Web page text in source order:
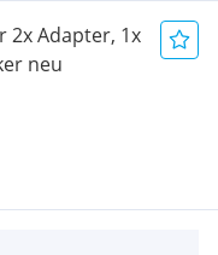
2x Adapter, 1x
neu